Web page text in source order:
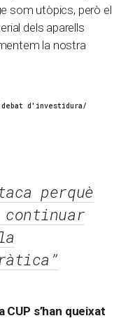
som utòpics, però el
dels aparells
la nostra
d'investidura/
perquè
continuar
s’han queixat